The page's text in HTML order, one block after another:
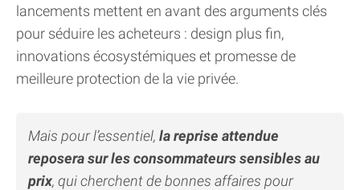
lancements mettent en avant des arguments clés
pour séduire les acheteurs : design plus fin,
innovations écosystémiques et promesse de
meilleure protection de la vie privée.
Mais pour l’essentiel, la reprise attendue
reposera sur les consommateurs sensibles au
prix, qui cherchent de bonnes affaires pour